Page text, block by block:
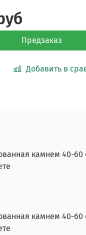
Добавить в
Предзаказ
камнем 40-60
камнем 40-60